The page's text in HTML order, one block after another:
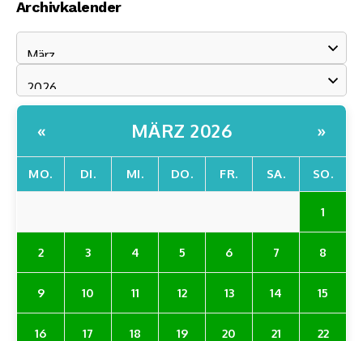
Archivkalender
« MÄRZ 2026 »
MO. DI. MI. DO. FR. SA. SO.
1
2 3 4 5 6 7 8
9 10 11 12 13 14 15
16 17 18 19 20 21 22